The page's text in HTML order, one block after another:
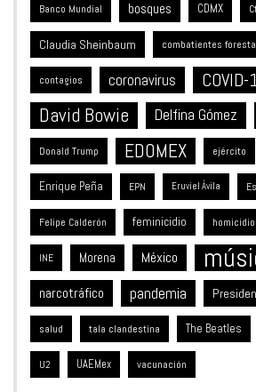
Banco Mundial bosques CDMX
Claudia Sheinbaum combatientes
contagios coronavirus COVID-
David Bowie Delfina Gómez
Donald Trump EDOMEX ejército
Enrique Peña EPN Eruviel Ávila
Felipe Calderón feminicidio
INE Morena México
narcotráfico pandemia
salud tala clandestina The Beatles
U2 UAEMex vacunación